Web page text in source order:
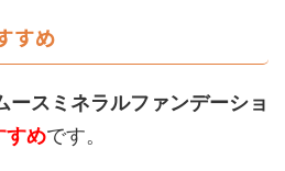
すめ
ースミネラルファンデーショ
すめです。